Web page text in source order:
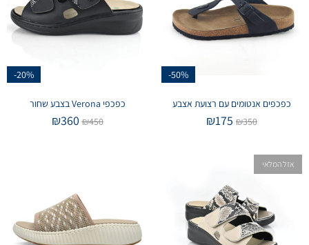
-50%
כפכפים אנטומים עם רצועת אצבע
₪350
₪175
-20%
כפכפי Verona בצבע שחור
₪450
₪360
אזל המלאי